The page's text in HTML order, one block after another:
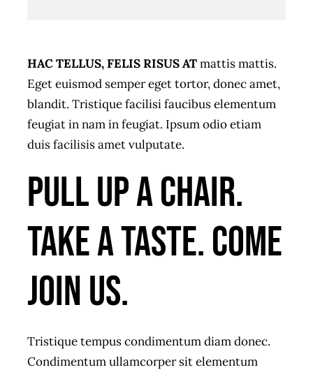
HAC TELLUS, FELIS RISUS ATmattis mattis.
Eget euismod semper eget tortor, donec amet,
blandit. Tristique facilisi faucibus elementum
feugiat in nam in feugiat. Ipsum odio etiam
duis facilisis amet vulputate.
Pull up a chair.
Take a taste. Come
join us.
Tristique tempus condimentum diam donec.
Condimentum ullamcorper sit elementum